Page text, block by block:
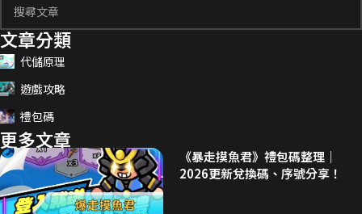
文章分類
代儲原理
遊戲攻略
禮包碼
更多文章
《暴走摸魚君》禮包碼整理｜
2026更新兌換碼、序號分享！